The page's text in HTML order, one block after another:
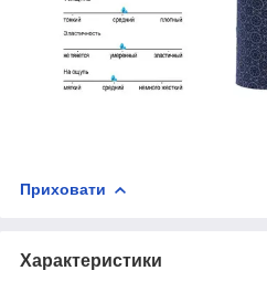
Приховати
Характеристики